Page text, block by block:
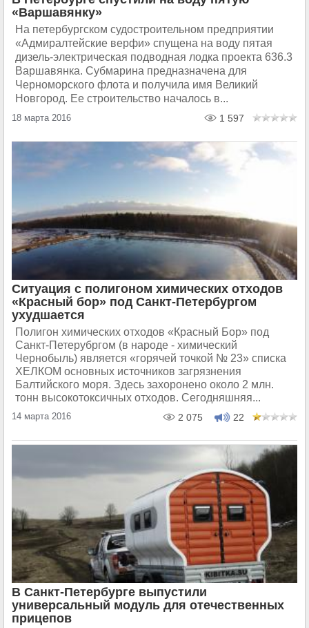
«Варшавянку»
На петербургском судостроительном предприятии
«Адмиралтейские верфи» спущена на воду пятая
дизель-электрическая подводная лодка проекта 636.3
Варшавянка. Субмарина предназначена для
Черноморского флота и получила имя Великий
Новгород. Ее строительство началось в...
18 марта 2016 1 597
Ситуация с полигоном химических отходов
«Красный бор» под Санкт-Петербургом
ухудшается
Полигон химических отходов «Красный Бор» под
Санкт-Петерубргом (в народе - химический
Чернобыль) является «горячей точкой № 23» списка
ХЕЛКОМ основных источников загрязнения
Балтийского моря. Здесь захоронено около 2 млн.
тонн высокотоксичных отходов. Сегодняшняя...
14 марта 2016 2 075 22
В Санкт-Петербурге выпустили
универсальный модуль для отечественных
прицепов